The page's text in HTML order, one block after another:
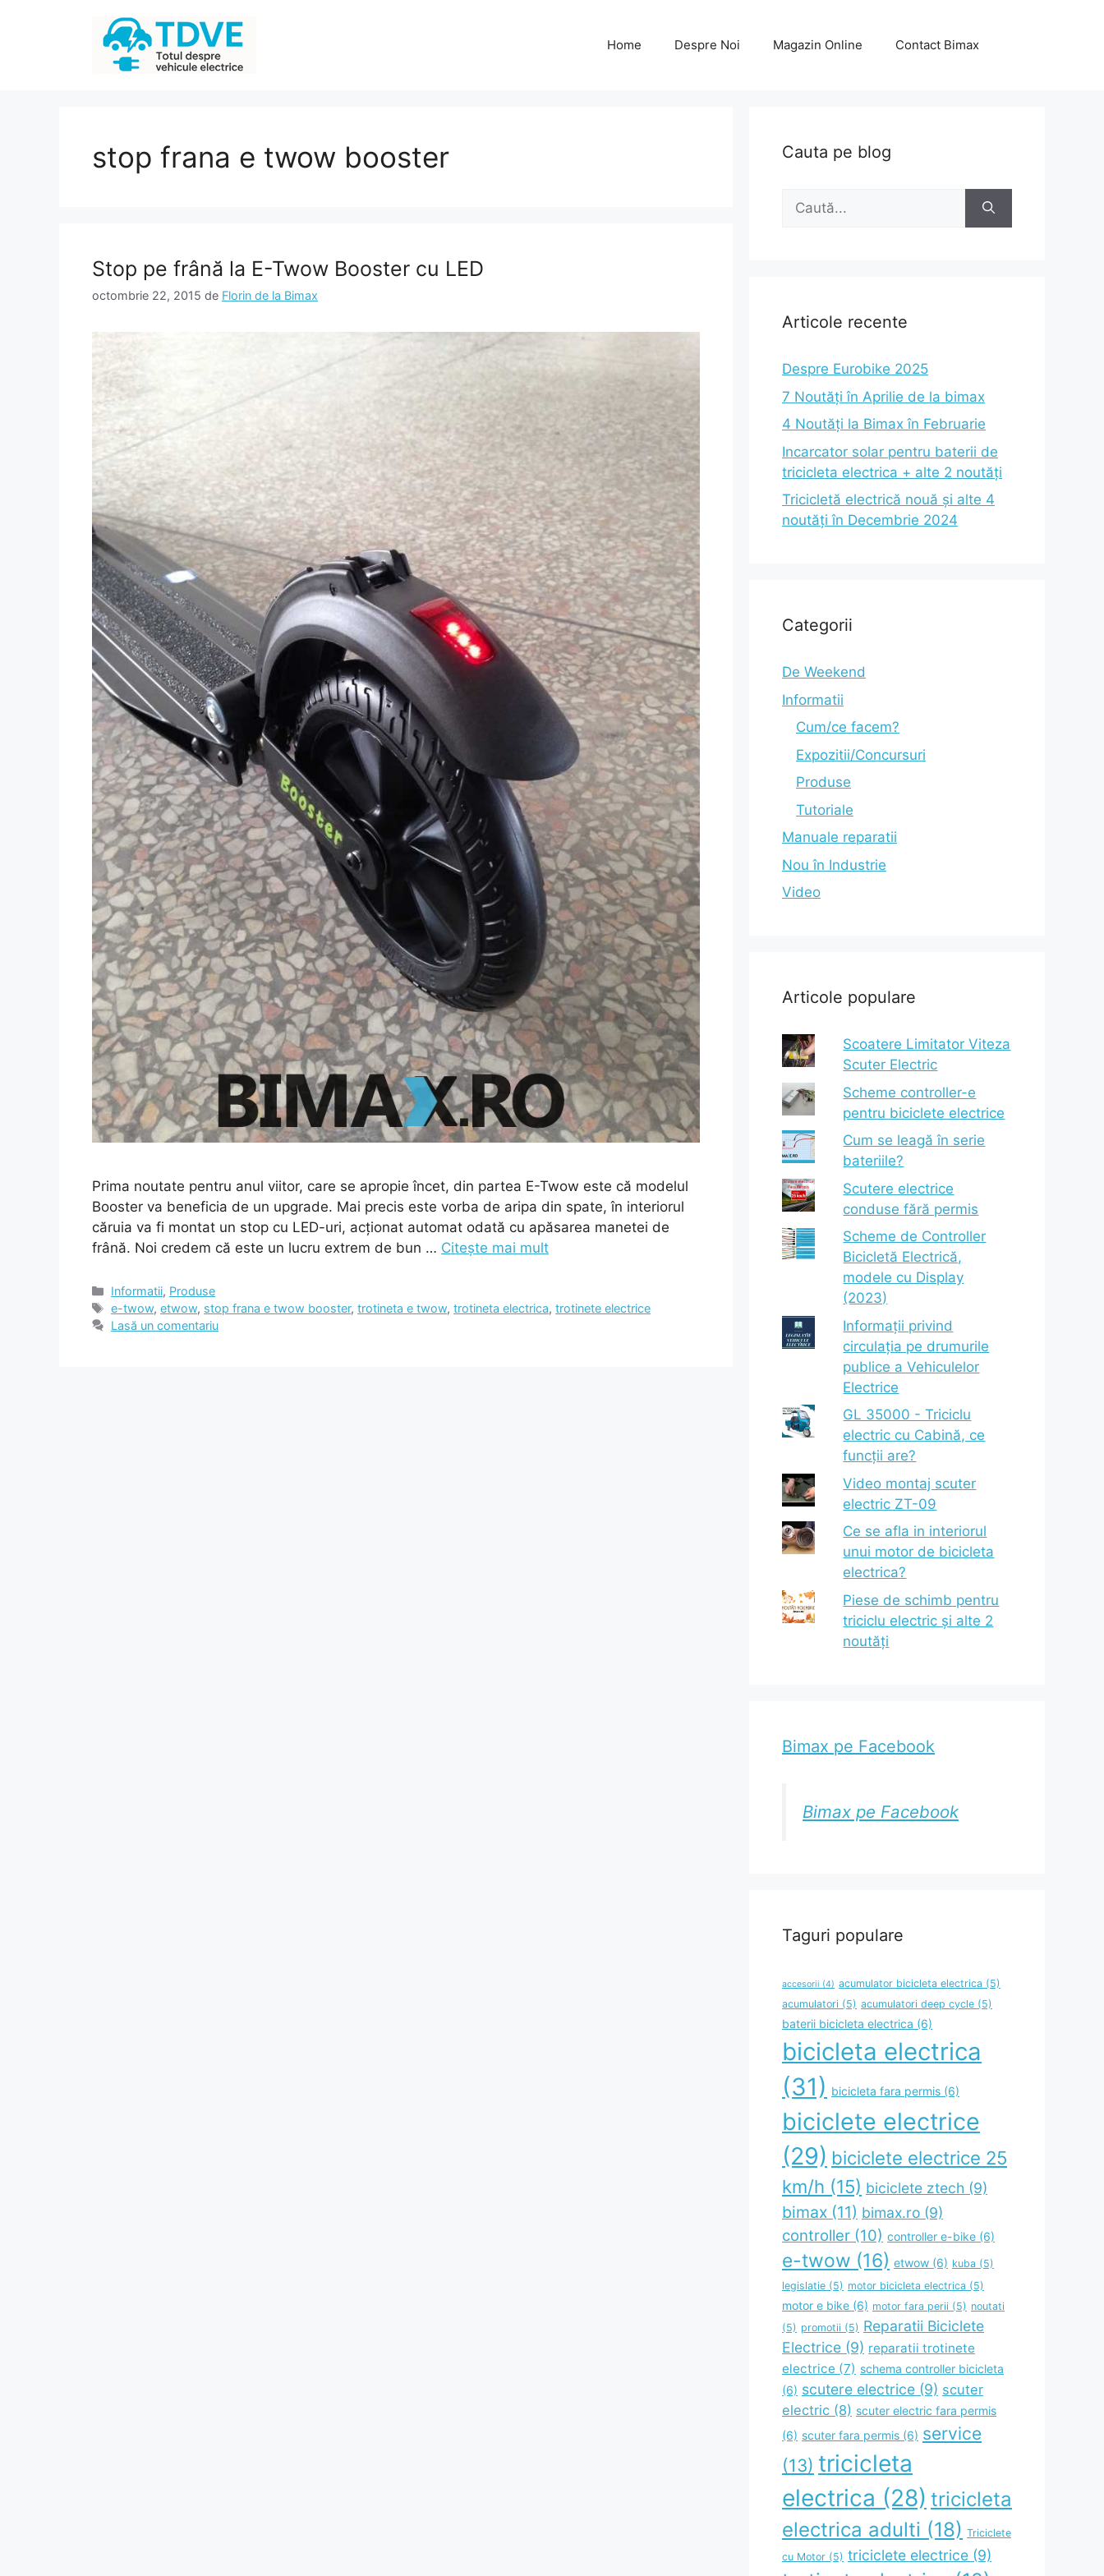
Home Despre Noi Magazin Online Contact Bimax
stop frana e twow booster
Stop pe frână la E-Twow Booster cu LED
octombrie 22, 2015 de Florin de la Bimax
Prima noutate pentru anul viitor, care se apropie încet, din partea E-Twow este că modelul
Booster va beneficia de un upgrade. Mai precis este vorba de aripa din spate, în interiorul
căruia va fi montat un stop cu LED-uri, acționat automat odată cu apăsarea manetei de
frână. Noi credem că este un lucru extrem de bun … Citește mai mult
Categorii
Informatii, Produse
Etichete
e-twow,etwow, stop frana e twow booster,trotineta e twow,trotineta electrica,trotinete electrice
Lasă un comentariu
Cauta pe blog
Caută
Articole recente
Despre Eurobike 2025
7 Noutăți în Aprilie de la bimax
4 Noutăți la Bimax în Februarie
Incarcator solar pentru baterii de
tricicleta electrica + alte 2 noutăți
Tricicletă electrică nouă și alte 4
noutăți în Decembrie 2024
Categorii
De Weekend
Informatii
Cum/ce facem?
Expozitii/Concursuri
Produse
Tutoriale
Manuale reparatii
Nou în Industrie
Video
Articole populare
Scoatere Limitator Viteza
Scuter Electric
Scheme controller-e
pentru biciclete electrice
Cum se leagă în serie
bateriile?
Scutere electrice
conduse fără permis
Scheme de Controller
Bicicletă Electrică,
modele cu Display
(2023)
Informații privind
circulația pe drumurile
publice a Vehiculelor
Electrice
GL 35000 - Triciclu
electric cu Cabină, ce
funcții are?
Video montaj scuter
electric ZT-09
Ce se afla in interiorul
unui motor de bicicleta
electrica?
Piese de schimb pentru
triciclu electric și alte 2
noutăți
Bimax pe Facebook
Bimax pe Facebook
Taguri populare
accesorii (4) acumulator bicicleta electrica (5)
acumulatori (5) acumulatori deep cycle (5)
baterii bicicleta electrica (6)
bicicleta electrica
(31) bicicleta fara permis (6)
biciclete electrice
(29) biciclete electrice 25
km/h (15) biciclete ztech (9)
bimax (11) bimax.ro (9)
controller (10) controller e-bike (6)
e-twow (16) etwow (6) kuba (5)
legislatie (5) motor bicicleta electrica (5)
motor e bike (6) motor fara perii (5) noutati
(5) promotii (5) Reparatii Biciclete
Electrice (9) reparatii trotinete
electrice (7) schema controller bicicleta
(6) scutere electrice (9) scuter
electric (8) scuter electric fara permis
(6) scuter fara permis (6) service
(13) tricicleta
electrica (28) tricicleta
electrica adulti (18) Triciclete
cu Motor (5) triciclete electrice (9)